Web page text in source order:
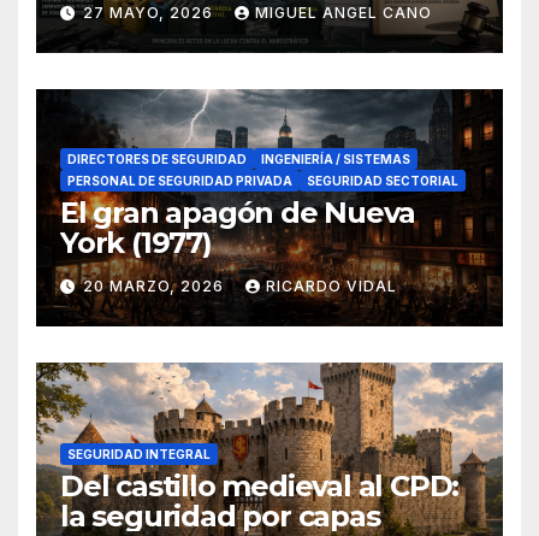
en el sur de España
27 MAYO, 2026 MIGUEL ANGEL CANO
DIRECTORES DE SEGURIDAD
INGENIERÍA / SISTEMAS
PERSONAL DE SEGURIDAD PRIVADA
SEGURIDAD SECTORIAL
El gran apagón de Nueva
York (1977)
20 MARZO, 2026 RICARDO VIDAL
SEGURIDAD INTEGRAL
Del castillo medieval al CPD:
la seguridad por capas